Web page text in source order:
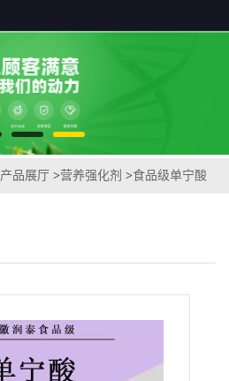
产品展厅 >营养强化剂 >食品级单宁酸